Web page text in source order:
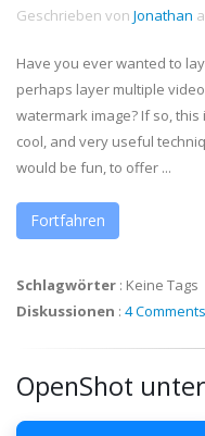
Geschrieben von Jonathan
Have you ever wanted to
perhaps layer multiple
watermark image? If so, this
cool, and very useful
would be fun, to offer ...
Fortfahren
Schlagwörter : Keine Tags
Diskussionen : 4 Comments
OpenShot